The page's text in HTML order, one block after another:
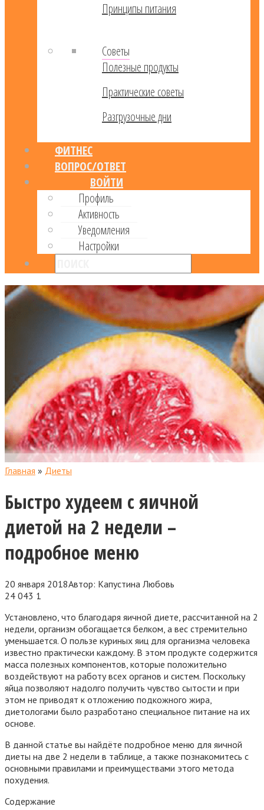
Принципы питания
Советы
Полезные продукты
Практические советы
Разгрузочные дни
ФИТНЕС
ВОПРОС/ОТВЕТ
ВОЙТИ
Профиль
Активность
Уведомления
Настройки
Главная » Диеты
Быстро худеем с яичной
диетой на 2 недели –
подробное меню
20 января 2018Автор: Капустина Любовь
24 043 1
Установлено, что благодаря яичной диете, рассчитанной на 2
недели, организм обогащается белком, а вес стремительно
уменьшается. О пользе куриных яиц для организма человека
известно практически каждому. В этом продукте содержится
масса полезных компонентов, которые положительно
воздействуют на работу всех органов и систем. Поскольку
яйца позволяют надолго получить чувство сытости и при
этом не приводят к отложению подкожного жира,
диетологами было разработано специальное питание на их
основе.
В данной статье вы найдёте подробное меню для яичной
диеты на две 2 недели в таблице, а также познакомитесь с
основными правилами и преимуществами этого метода
похудения.
Содержание